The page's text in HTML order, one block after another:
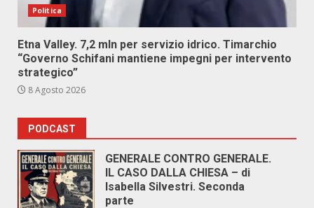
Politica
Etna Valley. 7,2 mln per servizio idrico. Timarchio
“Governo Schifani mantiene impegni per intervento
strategico”
8 Agosto 2026
PODCAST
GENERALE CONTRO GENERALE.
IL CASO DALLA CHIESA – di
Isabella Silvestri. Seconda
parte